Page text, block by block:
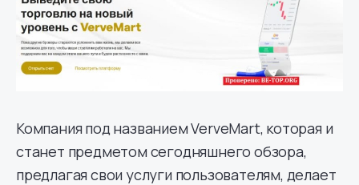
Компания под названием VerveMart, которая и
станет предметом сегодняшнего обзора,
предлагая свои услуги пользователям, делает